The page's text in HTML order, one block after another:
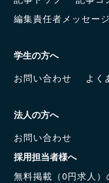
編集責任者メッセージ
学生の方へ
お問い合わせ
よく
法人の方へ
お問い合わせ
採用担当者様へ
無料掲載（0円求人）